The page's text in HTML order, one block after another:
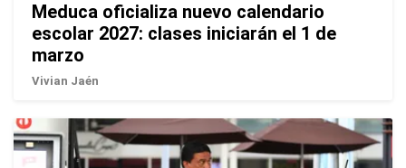
Meduca oficializa nuevo calendario
escolar 2027: clases iniciarán el 1 de
marzo
Vivian Jaén